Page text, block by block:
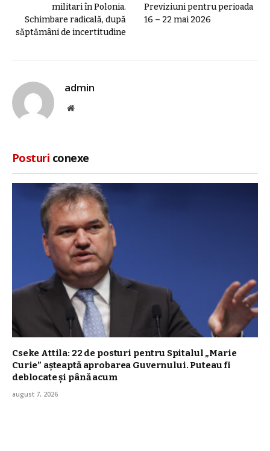
militari în Polonia.
Schimbare radicală, după
săptămâni de incertitudine
Previziuni pentru perioada
16 – 22 mai 2026
admin
Site
Posturi conexe
Cseke Attila: 22 de posturi pentru Spitalul „Marie
Curie” așteaptă aprobarea Guvernului. Puteau fi
deblocate și până acum
august 7, 2026